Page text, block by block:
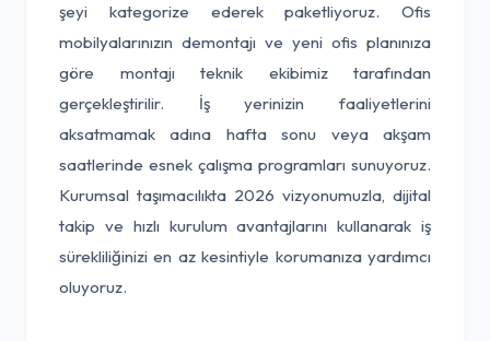
şeyi kategorize ederek paketliyoruz. Ofis
mobilyalarınızın demontajı ve yeni ofis planınıza
göre montajı teknik ekibimiz tarafından
gerçekleştirilir. İş yerinizin faaliyetlerini
aksatmamak adına hafta sonu veya akşam
saatlerinde esnek çalışma programları sunuyoruz.
Kurumsal taşımacılıkta 2026 vizyonumuzla, dijital
takip ve hızlı kurulum avantajlarını kullanarak iş
sürekliliğinizi en az kesintiyle korumanıza yardımcı
oluyoruz.